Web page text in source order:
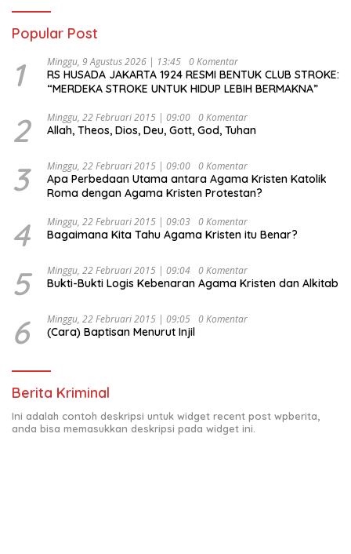
Popular Post
1 Minggu, 9 Agustus 2026 | 13:45 0 Komentar
RS HUSADA JAKARTA 1924 RESMI BENTUK CLUB STROKE:
“MERDEKA STROKE UNTUK HIDUP LEBIH BERMAKNA”
2 Minggu, 22 Februari 2015 | 09:00 0 Komentar
Allah, Theos, Dios, Deu, Gott, God, Tuhan
3 Minggu, 22 Februari 2015 | 09:00 0 Komentar
Apa Perbedaan Utama antara Agama Kristen Katolik
Roma dengan Agama Kristen Protestan?
4 Minggu, 22 Februari 2015 | 09:03 0 Komentar
Bagaimana Kita Tahu Agama Kristen itu Benar?
5 Minggu, 22 Februari 2015 | 09:04 0 Komentar
Bukti-Bukti Logis Kebenaran Agama Kristen dan Alkitab
6 Minggu, 22 Februari 2015 | 09:05 0 Komentar
(Cara) Baptisan Menurut Injil
Berita Kriminal
Ini adalah contoh deskripsi untuk widget recent post wpberita,
anda bisa memasukkan deskripsi pada widget ini.